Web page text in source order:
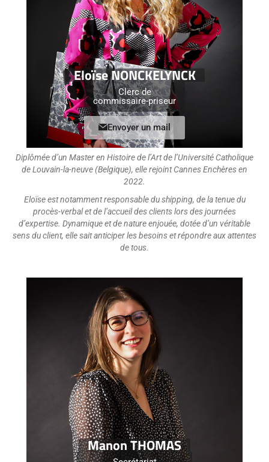
Eloïse NONCKELYNCK
Clerc de
commissaire-priseur
Envoyer un mail
Diplômée d’un Master en Histoire de l’Art de l’Université Catholique
de Louvain-la-neuve (Belgique), elle rejoint Cannes Enchères en
2022.
Eloïse est notamment responsable du shipping, de la tenue du
procès-verbal et de l’accueil des clients lors des journées
d’expertise. Dynamique et de nature enjouée, dotée d’un véritable
sens du client, elle sait anticiper les besoins et répondre aux attentes
de tous.
Manon THOMAS